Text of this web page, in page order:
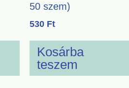
50 szem)
530 Ft
Kosárba
teszem